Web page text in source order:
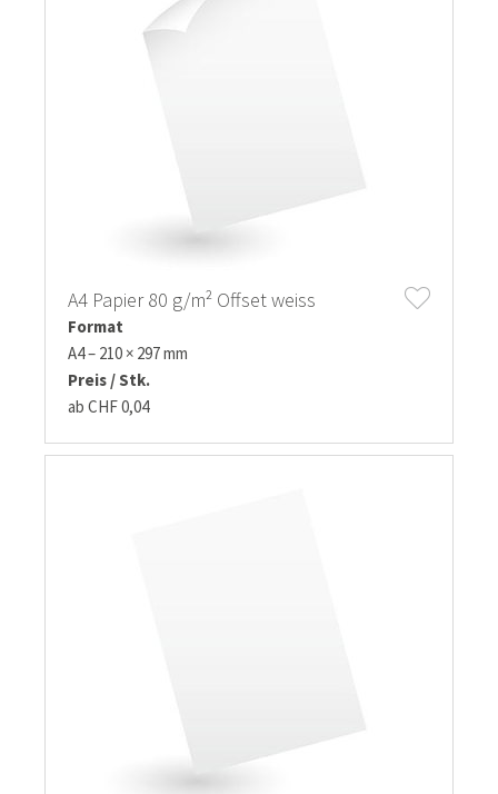
A4 Papier 80 g/m² Offset weiss
Format
A4 – 210 × 297 mm
Preis / Stk.
ab CHF 0,04